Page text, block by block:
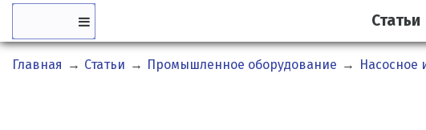
Статьи
Главная → Статьи → Промышленное оборудование → Насосное